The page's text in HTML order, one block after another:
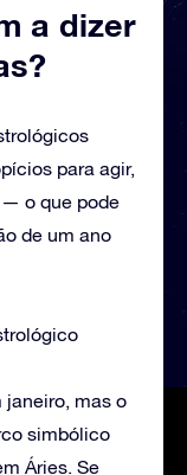
a dizer
para agir,
— o que pode
de um ano
mas o
simbólico
Áries. Se